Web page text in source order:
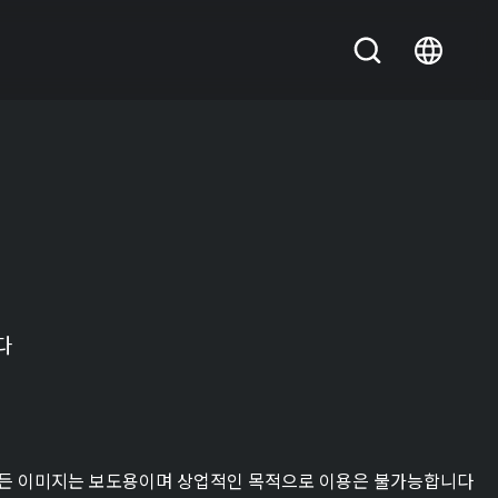
이미지는 보도용이며 상업적인 목적으로 이용은 불가능합니다